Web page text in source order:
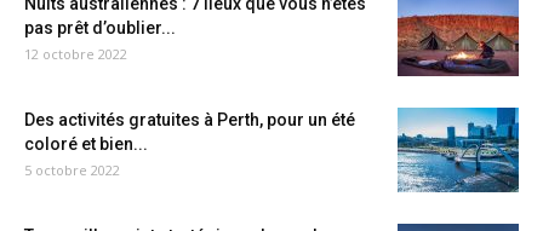
pas prêt d’oublier...
12 octobre 2022
Des activités gratuites à Perth, pour un été
coloré et bien...
5 octobre 2022